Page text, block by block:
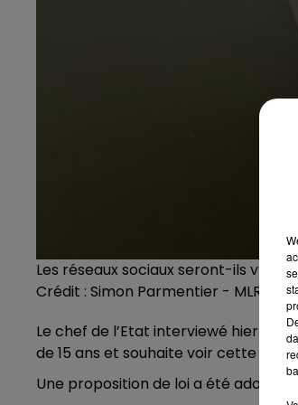
Les réseaux sociaux seront-ils
Crédit : Simon Parmentier - MLR
Le chef de l’Etat interviewé hier au
de 15 ans et souhaite voir cette loi
Une proposition de loi a été adopté